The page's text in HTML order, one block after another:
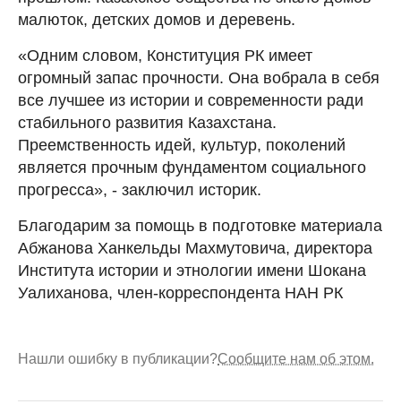
малюток, детских домов и деревень.
«Одним словом, Конституция РК имеет
огромный запас прочности. Она вобрала в себя
все лучшее из истории и современности ради
стабильного развития Казахстана.
Преемственность идей, культур, поколений
является прочным фундаментом социального
прогресса», - заключил историк.
Благодарим за помощь в подготовке материала
Абжанова Ханкельды Махмутовича, директора
Института истории и этнологии имени Шокана
Уалиханова, член-корреспондента НАН РК
Нашли ошибку в публикации?Сообщите нам об этом.